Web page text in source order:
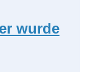
wurde